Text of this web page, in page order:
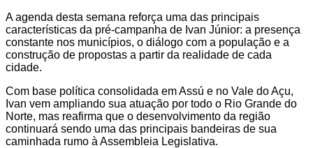
A agenda desta semana reforça uma das principais
características da pré-campanha de Ivan Júnior: a presença
constante nos municípios, o diálogo com a população e a
construção de propostas a partir da realidade de cada
cidade.
Com base política consolidada em Assú e no Vale do Açu,
Ivan vem ampliando sua atuação por todo o Rio Grande do
Norte, mas reafirma que o desenvolvimento da região
continuará sendo uma das principais bandeiras de sua
caminhada rumo à Assembleia Legislativa.